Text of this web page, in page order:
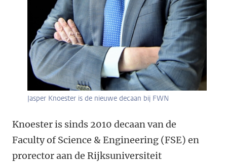
Jasper Knoester is de nieuwe decaan bij FWN
Knoester is sinds 2010 decaan van de
Faculty of Science & Engineering (FSE) en
prorector aan de Rijksuniversiteit